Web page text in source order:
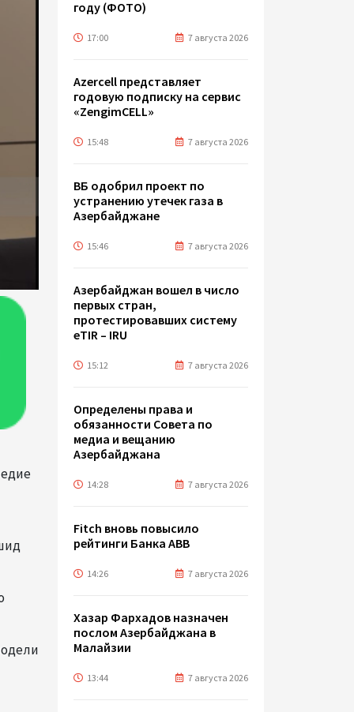
году (ФОТО)
17:00 7 августа 2026
Azercell представляет
годовую подписку на сервис
«ZengimCELL»
15:48 7 августа 2026
ВБ одобрил проект по
устранению утечек газа в
Азербайджане
15:46 7 августа 2026
Азербайджан вошел в число
первых стран,
протестировавших систему
eTIR – IRU
15:12 7 августа 2026
Определены права и
обязанности Совета по
медиа и вещанию
Азербайджана
14:28 7 августа 2026
Fitch вновь повысило
рейтинги Банка ABB
14:26 7 августа 2026
Хазар Фархадов назначен
послом Азербайджана в
Малайзии
13:44 7 августа 2026